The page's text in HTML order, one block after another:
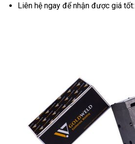
Liên hệ ngay để nhận được giá